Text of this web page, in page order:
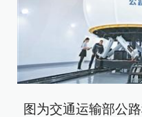
图为交通运输部公